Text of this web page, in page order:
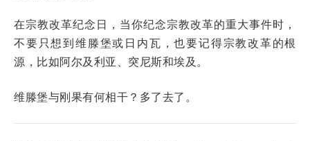
在宗教改革纪念日，当你纪念宗教改革的重大事件时，
不要只想到维滕堡或日内瓦，也要记得宗教改革的根
源，比如阿尔及利亚、突尼斯和埃及。
维滕堡与刚果有何相干？多了去了。